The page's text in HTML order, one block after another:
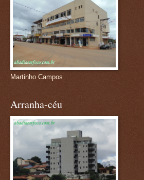
Martinho Campos
Arranha-céu